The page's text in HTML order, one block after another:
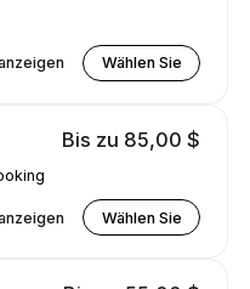
Wählen Sie
Bis zu 85,00 $
Wählen Sie